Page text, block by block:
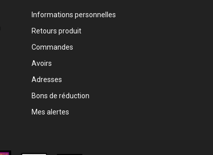
Informations personnelles
Retours produit
Commandes
Avoirs
Adresses
Bons de réduction
Mes alertes